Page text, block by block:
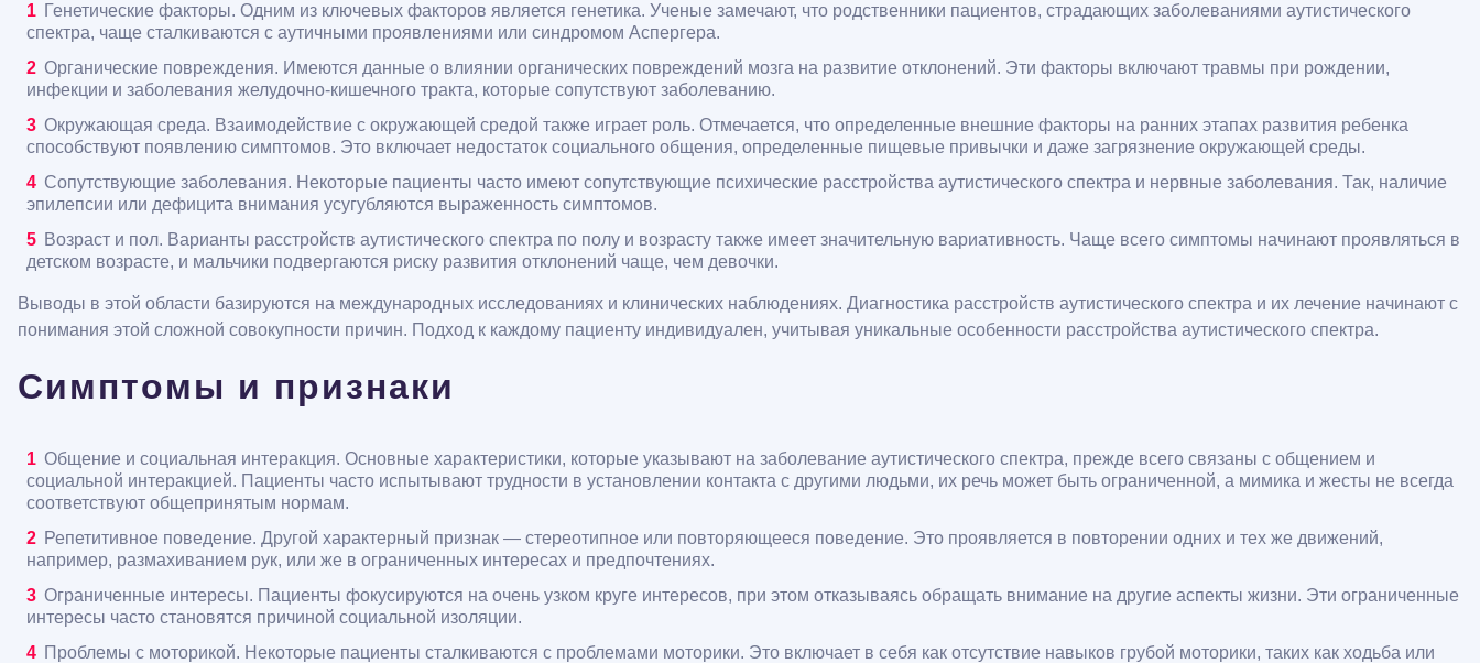
Генетические факторы. Одним из ключевых факторов является генетика. Ученые замечают, что родственники пациентов, страдающих заболеваниями аутистического
спектра, чаще сталкиваются с аутичными проявлениями или синдромом Аспергера.
Органические повреждения. Имеются данные о влиянии органических повреждений мозга на развитие отклонений. Эти факторы включают травмы при рождении,
инфекции и заболевания желудочно-кишечного тракта, которые сопутствуют заболеванию.
Окружающая среда. Взаимодействие с окружающей средой также играет роль. Отмечается, что определенные внешние факторы на ранних этапах развития ребенка
способствуют появлению симптомов. Это включает недостаток социального общения, определенные пищевые привычки и даже загрязнение окружающей среды.
Сопутствующие заболевания. Некоторые пациенты часто имеют сопутствующие психические расстройства аутистического спектра и нервные заболевания. Так, наличие
эпилепсии или дефицита внимания усугубляются выраженность симптомов.
Возраст и пол. Варианты расстройств аутистического спектра по полу и возрасту также имеет значительную вариативность. Чаще всего симптомы начинают проявляться в
детском возрасте, и мальчики подвергаются риску развития отклонений чаще, чем девочки.
Выводы в этой области базируются на международных исследованиях и клинических наблюдениях. Диагностика расстройств аутистического спектра и их лечение начинают с
понимания этой сложной совокупности причин. Подход к каждому пациенту индивидуален, учитывая уникальные особенности расстройства аутистического спектра.
Симптомы и признаки
Общение и социальная интеракция. Основные характеристики, которые указывают на заболевание аутистического спектра, прежде всего связаны с общением и
социальной интеракцией. Пациенты часто испытывают трудности в установлении контакта с другими людьми, их речь может быть ограниченной, а мимика и жесты не всегда
соответствуют общепринятым нормам.
Репетитивное поведение. Другой характерный признак — стереотипное или повторяющееся поведение. Это проявляется в повторении одних и тех же движений,
например, размахиванием рук, или же в ограниченных интересах и предпочтениях.
Ограниченные интересы. Пациенты фокусируются на очень узком круге интересов, при этом отказываясь обращать внимание на другие аспекты жизни. Эти ограниченные
интересы часто становятся причиной социальной изоляции.
Проблемы с моторикой. Некоторые пациенты сталкиваются с проблемами моторики. Это включает в себя как отсутствие навыков грубой моторики, таких как ходьба или